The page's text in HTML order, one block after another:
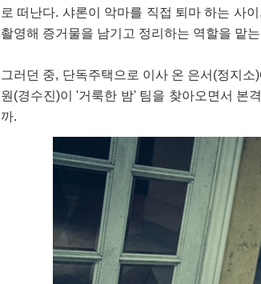
로 떠난다. 샤론이 악마를 직접 퇴마 하는 사
촬영해 증거물을 남기고 정리하는 역할을 맡
그러던 중, 단독주택으로 이사 온 은서(정지
원(경수진)이 '거룩한 밤' 팀을 찾아오면서 본
까.